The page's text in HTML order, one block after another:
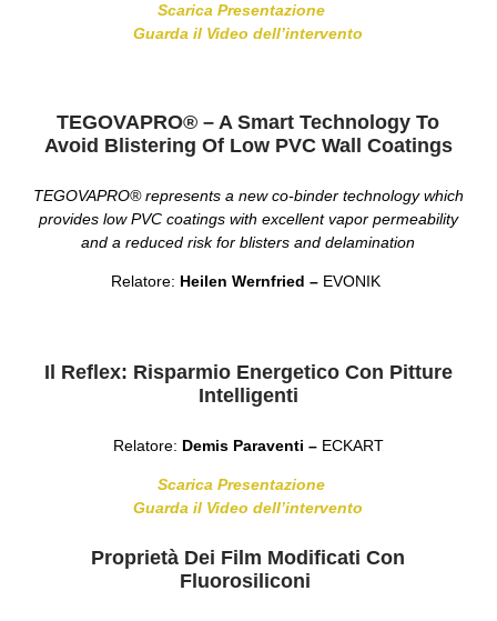
Scarica Presentazione
Guarda il Video dell’intervento
TEGOVAPRO® – A Smart Technology To
Avoid Blistering Of Low PVC Wall Coatings
TEGOVAPRO®represents a new co-binder technology which
provides low PVC coatings with excellent vapor permeability
and a reduced risk for blisters and delamination
Relatore: Heilen Wernfried – EVONIK
Il Reflex: Risparmio Energetico Con Pitture
Intelligenti
Relatore: Demis Paraventi – ECKART
Scarica Presentazione
Guarda il Video dell’intervento
Proprietà Dei Film Modificati Con
Fluorosiliconi